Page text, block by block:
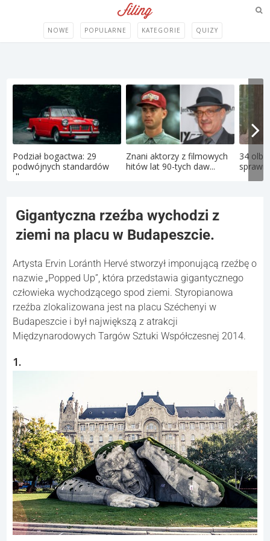
NOWE POPULARNE KATEGORIE QUIZY
Podział bogactwa: 29
podwójnych standardów
dla ...
Znani aktorzy z filmowych
hitów lat 90-tych daw...
34
Gigantyczna rzeźba wychodzi z
ziemi na placu w Budapeszcie.
Artysta Ervin Loránth Hervé stworzył imponującą rzeźbę o
nazwie „Popped Up”, która przedstawia gigantycznego
człowieka wychodzącego spod ziemi. Styropianowa
rzeźba zlokalizowana jest na placu Széchenyi w
Budapeszcie i był największą z atrakcji
Międzynarodowych Targów Sztuki Współczesnej 2014.
1.